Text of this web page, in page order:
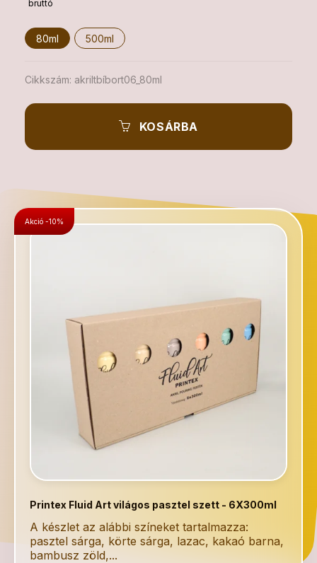
bruttó
80ml 500ml
Cikkszám: akriltbíbort06_80ml
KOSÁRBA
Akció -10%
Printex Fluid Art világos pasztel szett - 6X300ml
A készlet az alábbi színeket tartalmazza:
pasztel sárga, körte sárga, lazac, kakaó barna,
bambusz zöld,...